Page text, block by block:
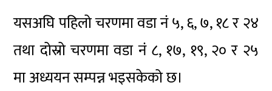
यसअघि पहिलो चरणमा वडा नं ५, ६, ७, १८ र २४
तथा दोस्रो चरणमा वडा नं ८, १७, १९, २० र २५
मा अध्ययन सम्पन्न भइसकेको छ।